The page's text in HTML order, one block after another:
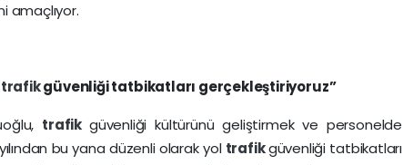
amaçlıyor.
trafikgüvenliği tatbikatları gerçekleştiriyoruz”
trafik güvenliği kültürünü geliştirmek ve personelde
bu yana düzenli olarak yol trafikgüvenliği tatbikatları